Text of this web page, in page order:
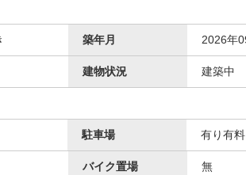
築年月 2026年
建物状況 建築中
駐車場 有り有
バイク置場 無